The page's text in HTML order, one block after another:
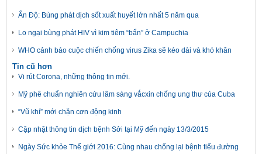
Ấn Độ: Bùng phát dịch sốt xuất huyết lớn nhất 5 năm qua
Lo ngại bùng phát HIV vì kim tiêm “bẩn” ở Campuchia
WHO cảnh báo cuộc chiến chống virus Zika sẽ kéo dài và khó khăn
Tin cũ hơn
Vi rút Corona, những thông tin mới.
Mỹ phê chuẩn nghiên cứu lâm sàng vắcxin chống ung thư của Cuba
“Vũ khí” mới chặn cơn động kinh
Cập nhật thông tin dịch bệnh Sởi tại Mỹ đến ngày 13/3/2015
Ngày Sức khỏe Thế giới 2016: Cùng nhau chống lại bệnh tiểu đường